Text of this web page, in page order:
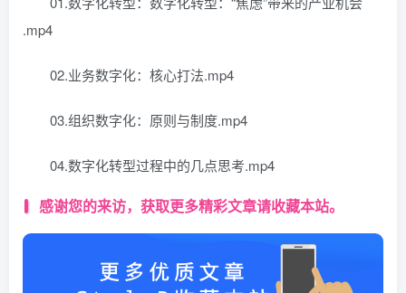
.mp4
​02.业务数字化：核心打法​.mp4
​03.组织数字化：原则与制度.mp4
​04.数字化转型过程中的几点思考​.mp4
感谢您的来访，获取更多精彩文章请收藏本站。